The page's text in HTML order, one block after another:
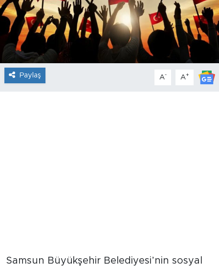
Paylaş A- A+
Samsun Büyükşehir Belediyesi’nin sosyal